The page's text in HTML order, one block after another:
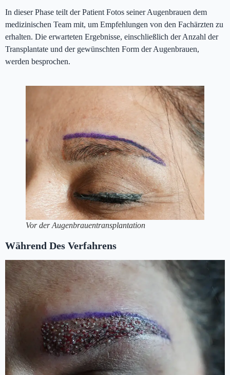
In dieser Phase teilt der Patient Fotos seiner Augenbrauen dem
medizinischen Team mit, um Empfehlungen von den Fachärzten zu
erhalten. Die erwarteten Ergebnisse, einschließlich der Anzahl der
Transplantate und der gewünschten Form der Augenbrauen,
werden besprochen.
Vor der Augenbrauentransplantation
Während Des Verfahrens